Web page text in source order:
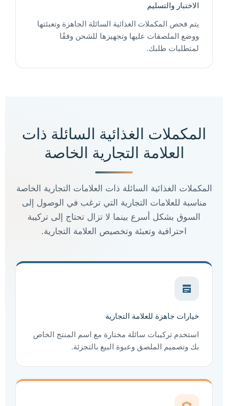
الاختبار والتسليم
يتم فحص المكملات الغذائية السائلة الجاهزة وتعبئتها
ووضع الملصقات عليها وتجهيزها للشحن وفقًا
لمتطلبات طلبك.
المكملات الغذائية السائلة ذات
العلامة التجارية الخاصة
المكملات الغذائية السائلة ذات العلامات التجارية الخاصة
مناسبة للعلامات التجارية التي ترغب في الوصول إلى
السوق بشكل أسرع بينما لا تزال تحتاج إلى تركيبة
احترافية وتعبئة وتخصيص العلامة التجارية.
خيارات جاهزة للعلامة التجارية
استخدم تركيبات سائلة مختارة مع اسم المنتج الخاص
بك وتصميم الملصق وعبوة البيع بالتجزئة.